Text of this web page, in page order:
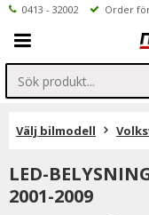
0413 - 32002 Order
Välj bilmodell
LED-
2001-2009